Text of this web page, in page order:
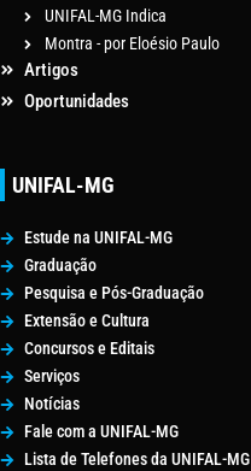
UNIFAL-MG Indica
Montra - por Eloésio Paulo
Artigos
Oportunidades
UNIFAL-MG
Estude na UNIFAL-MG
Graduação
Pesquisa e Pós-Graduação
Extensão e Cultura
Concursos e Editais
Serviços
Notícias
Fale com a UNIFAL-MG
Lista de Telefones da UNIFAL-MG